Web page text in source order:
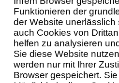
Funktionieren der
der Website unerlässlich
auch Cookies von
helfen zu analysieren
Sie diese Website
werden nur mit Ihrer
Browser gespeichert.